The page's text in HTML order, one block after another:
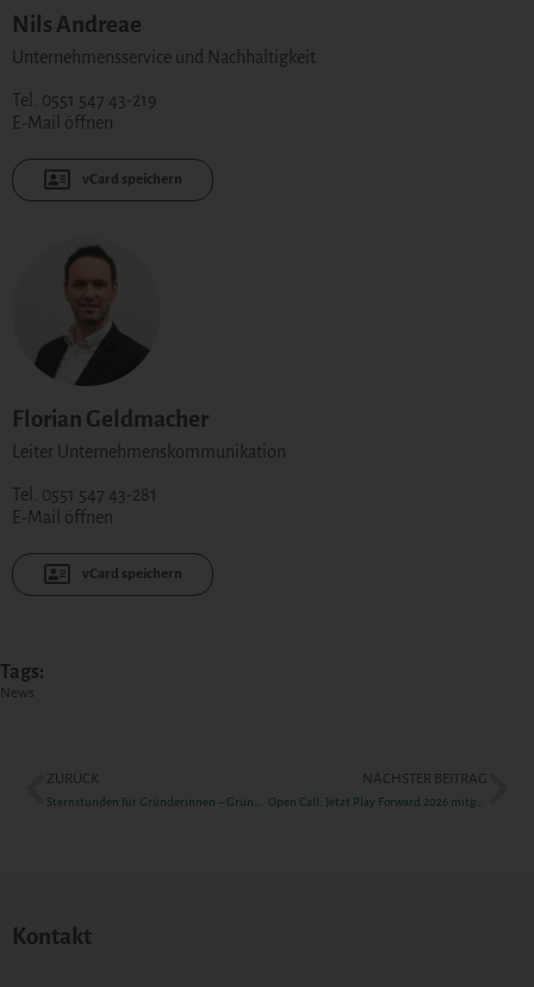
Nils Andreae
Unternehmensservice und Nachhaltigkeit
Tel. 0551 547 43-219
E-Mail öffnen
vCard speichern
Florian Geldmacher
Leiter Unternehmenskommunikation
Tel. 0551 547 43-281
E-Mail öffnen
vCard speichern
Tags:
News
ZURÜCK NÄCHSTER BEITRAG
Open Call: Jetzt Play Forward 2026 mitgestalten!
Kontakt